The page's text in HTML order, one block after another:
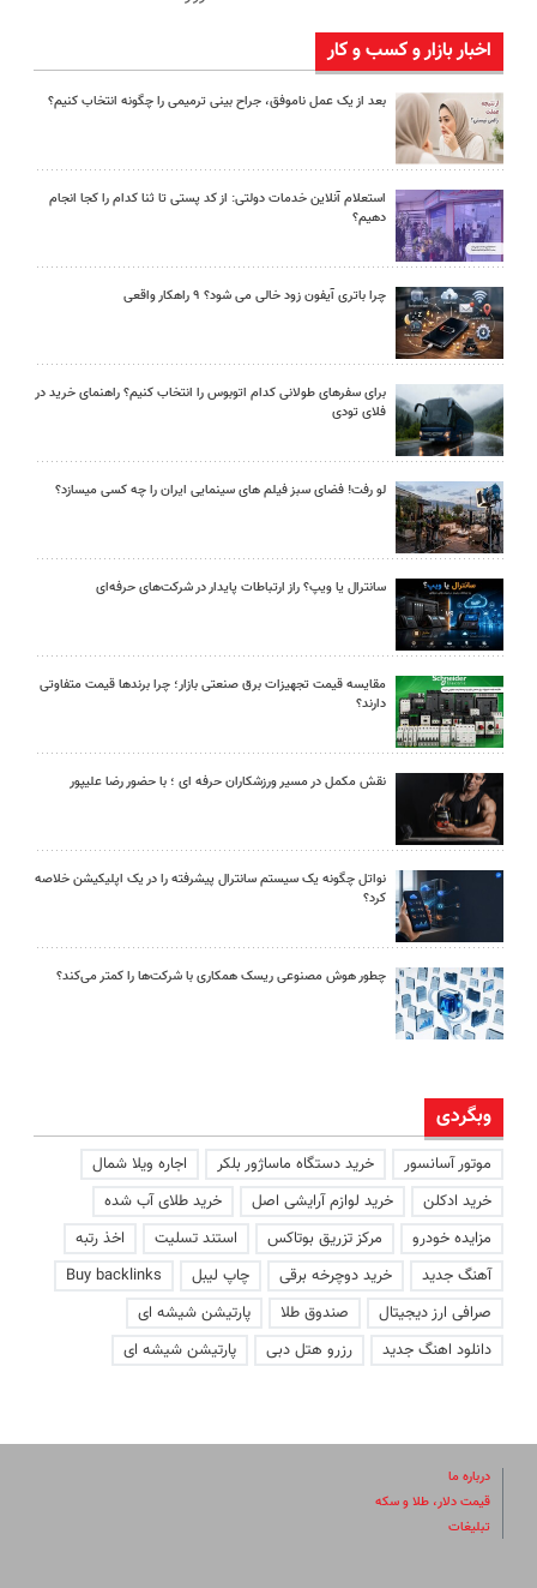
اخبار بازار و کسب و کار
بعد از یک عمل ناموفق، جراح بینی ترمیمی را چگونه انتخاب کنیم؟
استعلام آنلاین خدمات دولتی: از کد پستی تا ثنا کدام را کجا انجام
دهیم؟
چرا باتری آیفون زود خالی می شود؟ ۹ راهکار واقعی
برای سفرهای طولانی کدام اتوبوس را انتخاب کنیم؟ راهنمای خرید در
فلای تودی
لو رفت! فضای سبز فیلم های سینمایی ایران را چه کسی میسازد؟
سانترال یا ویپ؟ راز ارتباطات پایدار در شرکت‌های حرفه‌ای
مقایسه قیمت تجهیزات برق صنعتی بازار؛ چرا برندها قیمت متفاوتی
دارند؟
نقش مکمل در مسیر ورزشکاران حرفه ای ؛ با حضور رضا علیپور
نواتل چگونه یک سیستم سانترال پیشرفته را در یک اپلیکیشن خلاصه
کرد؟
چطور هوش مصنوعی ریسک همکاری با شرکت‌ها را کمتر می‌کند؟
وبگردی
موتور آسانسور خرید دستگاه ماساژور بلکر
اجاره ویلا شمال
خرید ادکلن
خرید لوازم آرایشی اصل
خرید طلای آب شده
مزایده خودرو
مرکز تزریق بوتاکس استند تسلیت
اخذ رتبه
آهنگ جدید
خرید دوچرخه برقی چاپ لیبل
Buy backlinks
صرافی ارز دیجیتال
صندوق طلا
پارتیشن شیشه ای
دانلود اهنگ جدید
رزرو هتل دبی پارتیشن شیشه ای
درباره ما
قیمت دلار، طلا و سکه
تبلیغات